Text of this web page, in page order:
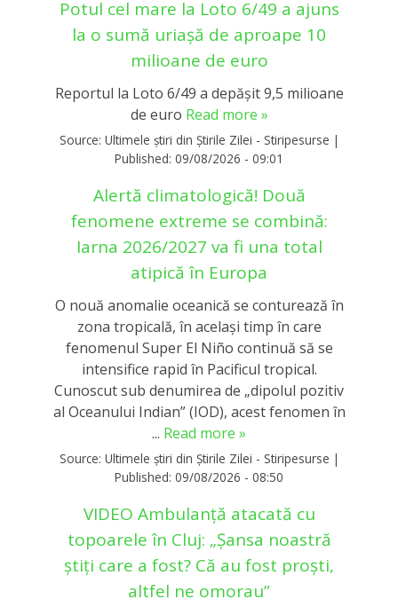
Potul cel mare la Loto 6/49 a ajuns
la o sumă uriașă de aproape 10
milioane de euro
Reportul la Loto 6/49 a depășit 9,5 milioane
de euro Read more »
Source: Ultimele știri din Știrile Zilei - Stiripesurse |
Published: 09/08/2026 - 09:01
Alertă climatologică! Două
fenomene extreme se combină:
Iarna 2026/2027 va fi una total
atipică în Europa
O nouă anomalie oceanică se conturează în
zona tropicală, în același timp în care
fenomenul Super El Niño continuă să se
intensifice rapid în Pacificul tropical.
Cunoscut sub denumirea de „dipolul pozitiv
al Oceanului Indian” (IOD), acest fenomen în
... Read more »
Source: Ultimele știri din Știrile Zilei - Stiripesurse |
Published: 09/08/2026 - 08:50
VIDEO Ambulanță atacată cu
topoarele în Cluj: „Șansa noastră
știți care a fost? Că au fost proști,
altfel ne omorau”